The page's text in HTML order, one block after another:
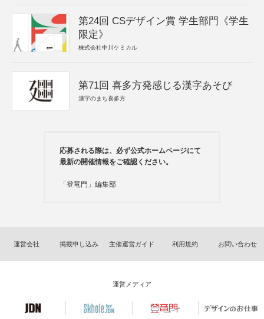
第24回 CSデザイン賞 学生部門《学生
限定》
株式会社中川ケミカル
第71回 喜多方発感じる漢字あそび
漢字のまち喜多方
応募される際は、必ず公式ホームページにて
最新の開催情報をご確認ください。
「登竜門」編集部
運営会社 掲載申し込み 主催運営ガイド 利用規約 お問い合わせ
運営メディア